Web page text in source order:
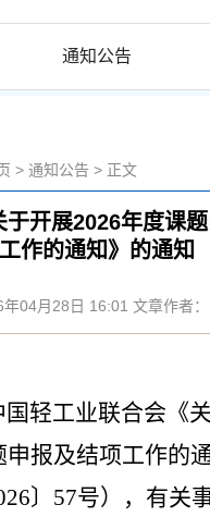
通知公告
> 通知公告 > 正文
于开展2026年度课
工作的通知》的通知
04月28日 16:01 文章作者：
国轻工业联合会《
申报及结项工作的
〕57号），有关